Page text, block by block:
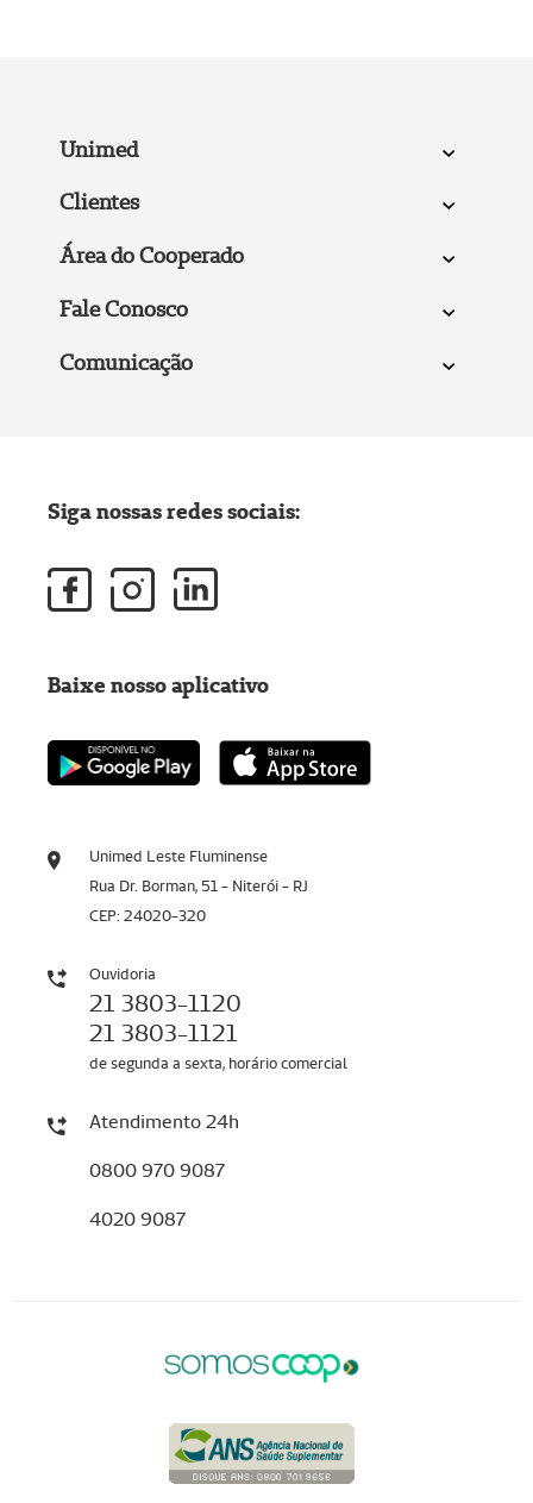
Unimed
Clientes
Área do Cooperado
Fale Conosco
Comunicação
Unimed Leste Fluminense
Rua Dr. Borman, 51 - Niterói - RJ
CEP: 24020-320
Ouvidoria
21 3803-1120
21 3803-1121
de segunda a sexta, horário comercial
Atendimento 24h
0800 970 9087
4020 9087
Siga nossas redes sociais:
Baixe nosso aplicativo